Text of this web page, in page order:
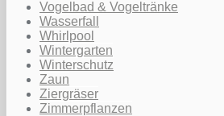
Vogelbad & Vogeltränke
Wasserfall
Whirlpool
Wintergarten
Winterschutz
Zaun
Ziergräser
Zimmerpflanzen